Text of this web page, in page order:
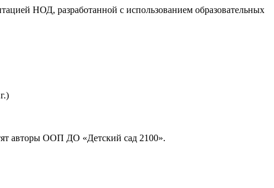
НОД, разработанной с использованием образовательных
авторы ООП ДО «Детский сад 2100».